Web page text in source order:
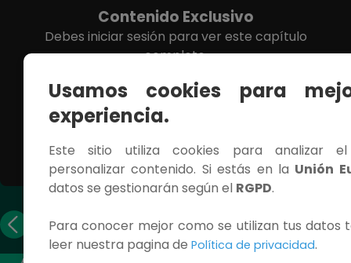
Contenido Exclusivo
Debes iniciar sesión para ver este capítulo
completo.
INICIAR SESIÓN
anterior
siguiente
Usamos cookies para
experiencia.
Este sitio utiliza cookies para analizar
personalizar contenido. Si estás en la Unión
datos se gestionarán según el RGPD.
Para conocer mejor como se utilizan tus datos
leer nuestra pagina de Política de privacidad.